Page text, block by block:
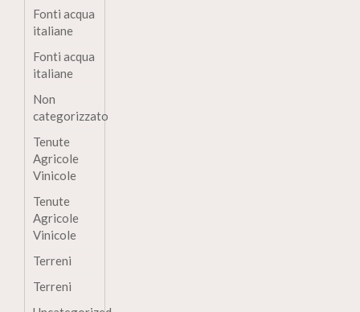
Fonti acqua
italiane
Fonti acqua
italiane
Non
categorizzato
Tenute
Agricole
Vinicole
Tenute
Agricole
Vinicole
Terreni
Terreni